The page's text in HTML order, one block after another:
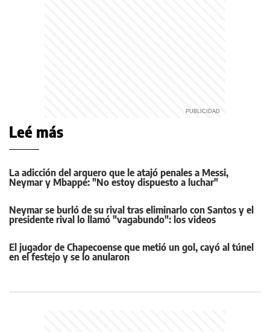
Leé más
La adicción del arquero que le atajó penales a Messi,
Neymar y Mbappé: "No estoy dispuesto a luchar"
Neymar se burló de su rival tras eliminarlo con Santos y el
presidente rival lo llamó "vagabundo": los videos
El jugador de Chapecoense que metió un gol, cayó al túnel
en el festejo y se lo anularon